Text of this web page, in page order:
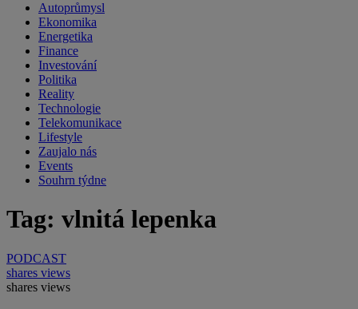
Autoprůmysl
Ekonomika
Energetika
Finance
Investování
Politika
Reality
Technologie
Telekomunikace
Lifestyle
Zaujalo nás
Events
Souhrn týdne
Tag: vlnitá lepenka
PODCAST
shares views
shares views